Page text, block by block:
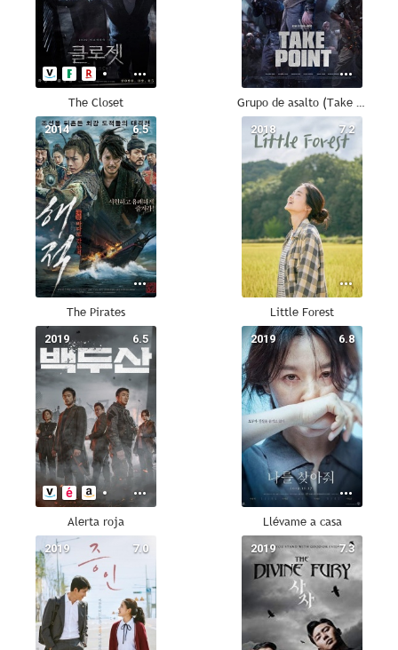
The Closet Grupo de asalto (Take Point)
6.5
2014
The Pirates
7.2
2018
Little Forest
6.5
2019
Alerta roja
6.8
2019
Llévame a casa
7.0
2019 7.3
2019